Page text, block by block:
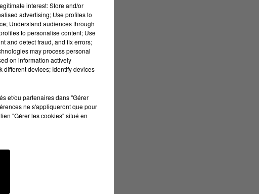
interest: Store and/or
advertising; Use profiles to
Understand audiences through
to personalise content; Use
and detect fraud, and fix errors;
may process personal
on information actively
different devices; Identify devices
et/ou partenaires dans "Gérer
ne s'appliqueront que pour
"Gérer les cookies" situé en